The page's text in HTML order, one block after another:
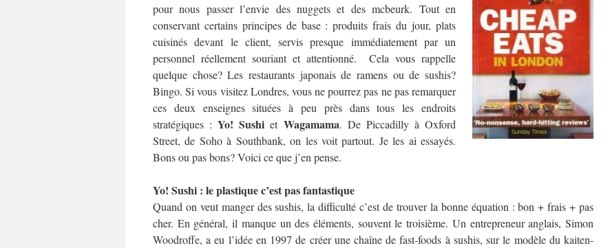
pour nous passer l’envie des nuggets et des mcbeurk. Tout en
conservant certains principes de base : produits frais du jour, plats
cuisinés devant le client, servis presque immédiatement par un
personnel réellement souriant et attentionné. Cela vous rappelle
quelque chose? Les restaurants japonais de ramens ou de sushis?
Bingo. Si vous visitez Londres, vous ne pourrez pas ne pas remarquer
ces deux enseignes situées à peu près dans tous les endroits
stratégiques :Yo! Sushi et Wagamama. De Piccadilly à Oxford
Street, de Soho à Southbank, on les voit partout. Je les ai essayés.
Bons ou pas bons? Voici ce que j’en pense.
Yo! Sushi : le plastique c’est pas fantastique
Quand on veut manger des sushis, la difficulté c’est de trouver la bonne équation : bon + frais + pas
cher. En général, il manque un des éléments, souvent le troisième. Un entrepreneur anglais, Simon
Woodroffe, a eu l’idée en 1997 de créer une chaîne de fast-foods à sushis, sur le modèle du kaiten-